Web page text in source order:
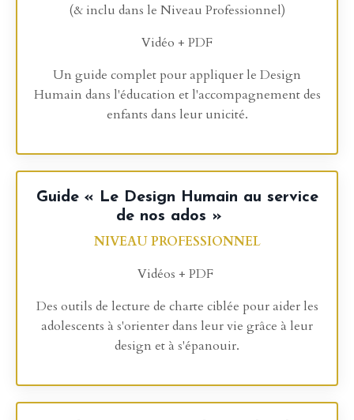
(& inclu dans le Niveau Professionnel)
Vidéo + PDF
Un guide complet pour appliquer le Design
Humain dans l'éducation et l'accompagnement des
enfants dans leur unicité.
Guide « Le Design Humain au service
de nos ados »
NIVEAU PROFESSIONNEL
Vidéos + PDF
Des outils de lecture de charte ciblée pour aider les
adolescents à s'orienter dans leur vie grâce à leur
design et à s'épanouir.